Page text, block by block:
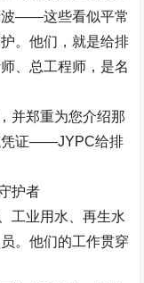
——这些看似平常
。他们，就是给排
、总工程师，是名
并郑重为您介绍那
证——JYPC给排
护者
工业用水、再生水
。他们的工作贯穿